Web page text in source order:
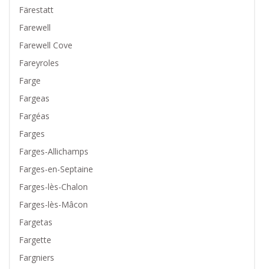
Färestatt
Farewell
Farewell Cove
Fareyroles
Farge
Fargeas
Fargéas
Farges
Farges-Allichamps
Farges-en-Septaine
Farges-lès-Chalon
Farges-lès-Mâcon
Fargetas
Fargette
Fargniers